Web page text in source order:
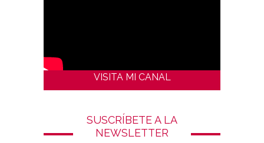
VISITA MI CANAL
SUSCRÍBETE A LA
NEWSLETTER